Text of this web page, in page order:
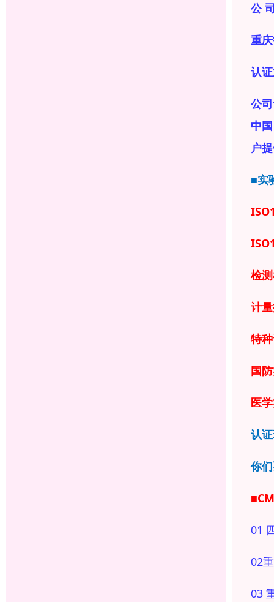
公
重
认
公
中
户
■实
检
计
特
国
医
认
你
01
02
03